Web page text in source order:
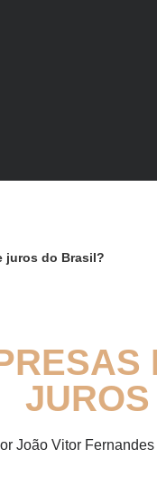
juros do Brasil?
João Vitor Fernandes